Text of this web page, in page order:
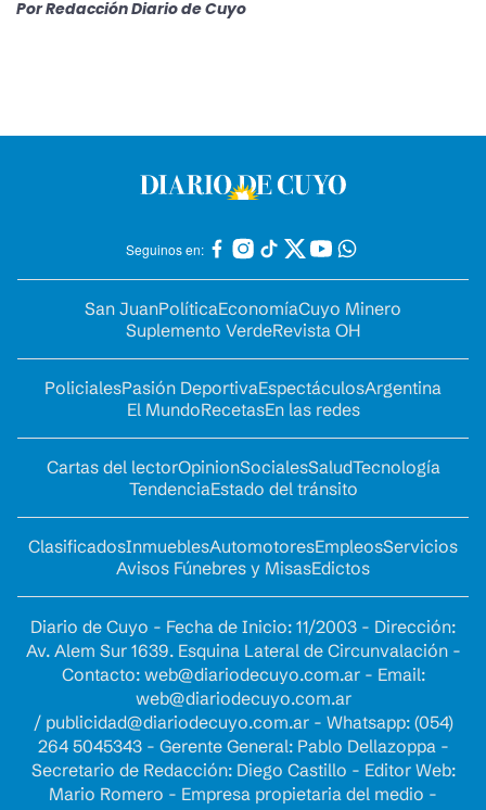
PorRedacción Diario de Cuyo
Seguinos en:
San JuanPolíticaEconomíaCuyo Minero
Suplemento VerdeRevista OH
PolicialesPasión DeportivaEspectáculosArgentina
El MundoRecetasEn las redes
Cartas del lectorOpinionSocialesSaludTecnología
TendenciaEstado del tránsito
ClasificadosInmueblesAutomotoresEmpleosServicios
Avisos Fúnebres y MisasEdictos
Diario de Cuyo - Fecha de Inicio: 11/2003 - Dirección:
Av. Alem Sur 1639. Esquina Lateral de Circunvalación -
Contacto: web@diariodecuyo.com.ar- Email:
web@diariodecuyo.com.ar
/ publicidad@diariodecuyo.com.ar- Whatsapp: (054)
264 5045343 - Gerente General: Pablo Dellazoppa -
Secretario de Redacción: Diego Castillo - Editor Web:
Mario Romero - Empresa propietaria del medio -